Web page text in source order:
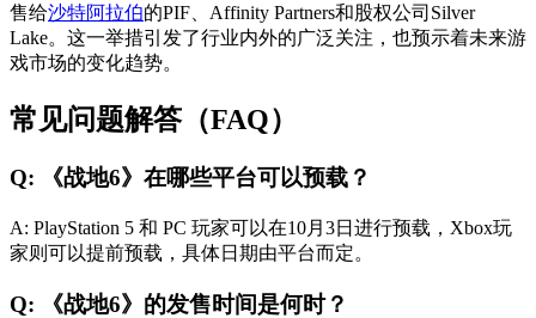
售给沙特阿拉伯的PIF、Affinity Partners和股权公司Silver
Lake。这一举措引发了行业内外的广泛关注，也预示着未来游
戏市场的变化趋势。
常见问题解答（FAQ）
Q: 《战地6》在哪些平台可以预载？
A: PlayStation 5 和 PC 玩家可以在10月3日进行预载，Xbox玩
家则可以提前预载，具体日期由平台而定。
Q: 《战地6》的发售时间是何时？